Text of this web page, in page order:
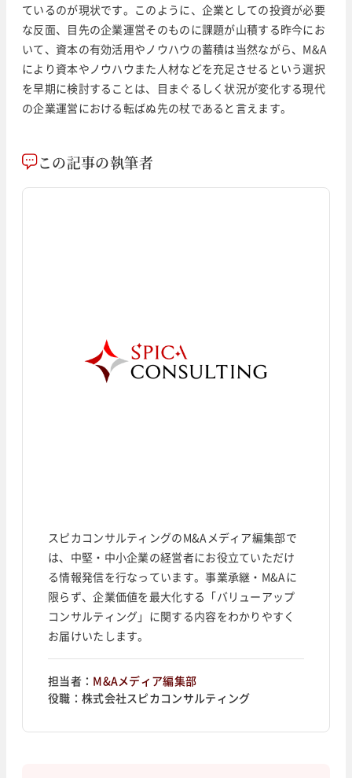
ているのが現状です。このように、企業としての投資が必要
な反面、目先の企業運営そのものに課題が山積する昨今にお
いて、資本の有効活用やノウハウの蓄積は当然ながら、M&A
により資本やノウハウまた人材などを充足させるという選択
を早期に検討することは、目まぐるしく状況が変化する現代
の企業運営における転ばぬ先の杖であると言えます。
この記事の執筆者
スピカコンサルティングのM&Aメディア編集部で
は、中堅・中小企業の経営者にお役立ていただけ
る情報発信を行なっています。事業承継・M&Aに
限らず、企業価値を最大化する「バリューアップ
コンサルティング」に関する内容をわかりやすく
お届けいたします。
担当者： M&Aメディア編集部
役職： 株式会社スピカコンサルティング